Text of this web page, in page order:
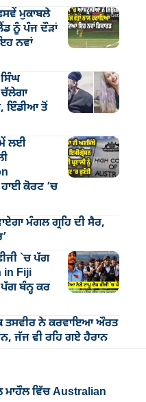
ਮੁਕਾਬਲੇ
ਨੂੰ ਪੰਜ ਦੌੜਾਂ
ਨਵਾਂ
ਇੰਡੀਆ ਤੋਂ
ਲਈ
ਕੋਰਟ ’ਚ
ਮੰਗਲ ਗ੍ਰਹਿ ਦੀ ਸੈਰ,
`ਚ ਪੱਗ
in Fiji
ਬੰਨ੍ਹ ਕਰ
ਤਸਵੀਰ ਨੇ ਕਰਵਾਇਆ ਔਰਤ
ਜੱਜ ਵੀ ਰਹਿ ਗਏ ਹੈਰਾਨ
ਵਿੱਚ Australian